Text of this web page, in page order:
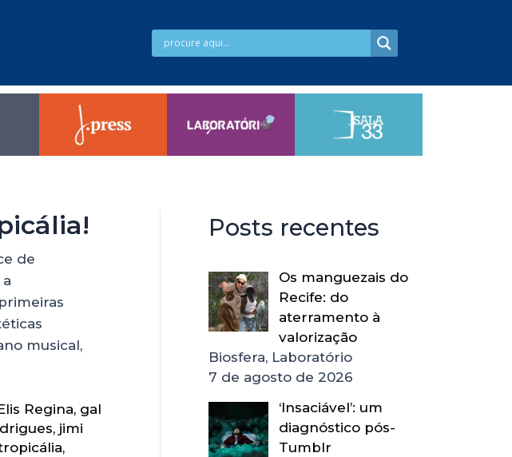
de
musical,
Regina, gal
, jimi
,
Posts recentes
Os manguezais do
Recife: do
aterramento à
valorização
Biosfera, Laboratório
7 de agosto de 2026
‘Insaciável’: um
diagnóstico pós-
Tumblr